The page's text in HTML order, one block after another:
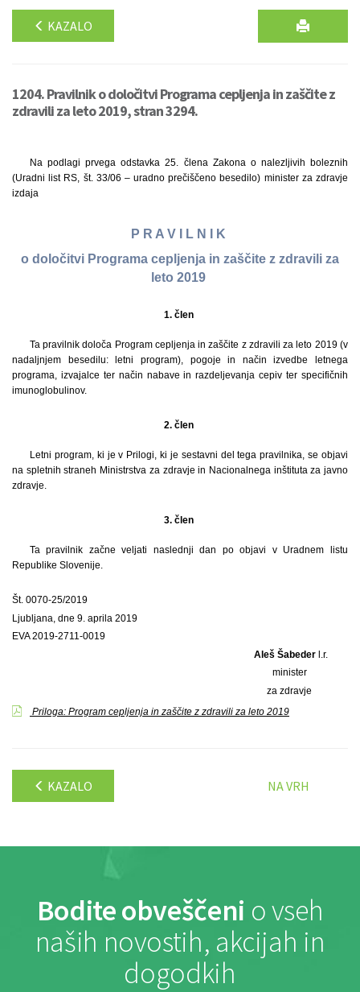
KAZALO
1204. Pravilnik o določitvi Programa cepljenja in zaščite z
zdravili za leto 2019, stran 3294.
Na podlagi prvega odstavka 25. člena Zakona o nalezljivih boleznih
(Uradni list RS, št. 33/06 – uradno prečiščeno besedilo) minister za zdravje
izdaja
P R A V I L N I K
o določitvi Programa cepljenja in zaščite z zdravili za
leto 2019
1. člen
Ta pravilnik določa Program cepljenja in zaščite z zdravili za leto 2019 (v
nadaljnjem besedilu: letni program), pogoje in način izvedbe letnega
programa, izvajalce ter način nabave in razdeljevanja cepiv ter specifičnih
imunoglobulinov.
2. člen
Letni program, ki je v Prilogi, ki je sestavni del tega pravilnika, se objavi
na spletnih straneh Ministrstva za zdravje in Nacionalnega inštituta za javno
zdravje.
3. člen
Ta pravilnik začne veljati naslednji dan po objavi v Uradnem listu
Republike Slovenije.
Št. 0070-25/2019
Ljubljana, dne 9. aprila 2019
EVA 2019-2711-0019
Aleš Šabederl.r.
minister
za zdravje
Priloga: Program cepljenja in zaščite z zdravili za leto 2019
KAZALO NA VRH
Bodite obveščeni o vseh
naših novostih, akcijah in
dogodkih